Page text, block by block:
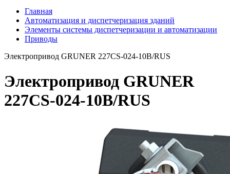
Главная
Автоматизация и диспетчеризация зданий
Элементы системы диспетчеризации и автоматизации
Приводы
Электропривод GRUNER 227CS-024-10B/RUS
Электропривод GRUNER
227CS-024-10B/RUS